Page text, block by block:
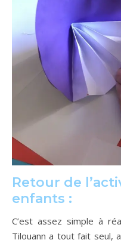
Retour de
enfants :
C’est assez simple à
Tilouann a tout fait seul,